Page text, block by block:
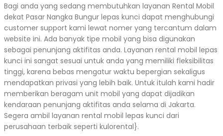
Bagi anda yang sedang membutuhkan layanan Rental Mobil
dekat Pasar Nangka Bungur lepas kunci dapat menghubungi
customer support kami lewat nomer yang tercantum dalam
website ini. Ada banyak tipe mobil yang bisa digunakan
sebagai penunjang aktifitas anda. Layanan rental mobil lepas
kunci ini sangat sesuai untuk anda yang memiliki fleksibilitas
tinggi, karena bebas mengatur waktu bepergian sekaligus
mendapatkan privasi yang lebih baik. Untuk itulah kami hadir
memberikan beragam unit mobil yang dapat dijadikan
kendaraan penunjang aktifitas anda selama di Jakarta.
Segera ambil layanan rental mobil lepas kunci dari
perusahaan terbaik seperti kulorental}.